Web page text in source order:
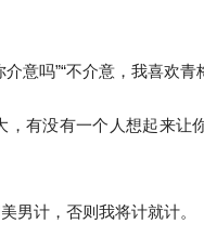
意吗”“不介意，我喜欢青
，有没有一个人想起来让
男计，否则我将计就计。